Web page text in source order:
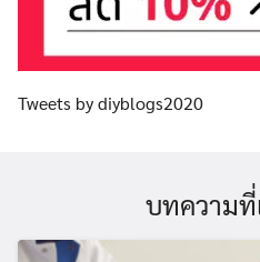
Tweets by diyblogs2020
บทความที่